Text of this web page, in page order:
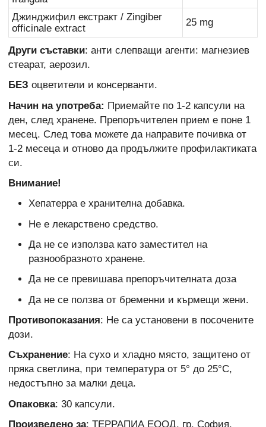
Джинджифил екстракт / Zingiber
officinale extract
25 mg
Други съставки: анти слепващи агенти: магнезиев
стеарат, аерозил.
БЕЗ оцветители и консерванти.
Начин на употреба: Приемайте по 1-2 капсули на
ден, след хранене. Препоръчителен прием е поне 1
месец. След това можете да направите почивка от
1-2 месеца и отново да продължите профилактиката
си.
Внимание!
Хепатерра е хранителна добавка.
Не е лекарствено средство.
Да не се използва като заместител на
разнообразното хранене.
Да не се превишава препоръчителната доза
Да не се ползва от бременни и кърмещи жени.
Противопоказания: Не са установени в посочените
дози.
Съхранение: На сухо и хладно място, защитено от
пряка светлина, при температура от 5° до 25°С,
недостъпно за малки деца.
Опаковка: 30 капсули.
Произведено за: ТЕРРАПИА ЕООД, гр. София.